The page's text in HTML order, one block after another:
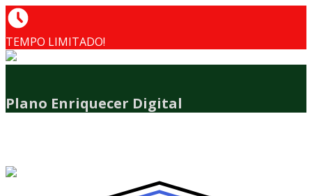
TEMPO LIMITADO!
Plano Enriquecer Digital